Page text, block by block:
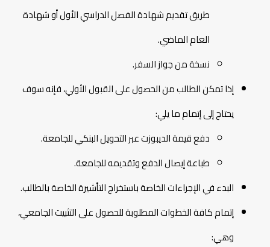
طريق تقديم شهادة الفصل الدراسي الأول أو شهادة
العام الماضي.
نسخة من جواز السفر.
إذا تمكن الطالب من الحصول على القبول الأولي، فإنه سوف
يحتاج إلى إتمام ما يلي:
دفع قيمة الديبوزت عبر التحويل البنكي للجامعة.
طباعة إيصال الدفع وتقديمه للجامعة.
البدء في الإجراءات الخاصة باستخراج التأشيرة الخاصة بالطالب.
إتمام كافة الخطوات المطلوبة للحصول على التثبيت الجامعي،
وهي: